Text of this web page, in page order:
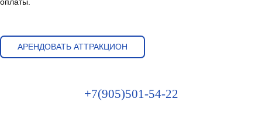
АРЕНДОВАТЬ АТТРАКЦИОН
+7(905)501-54-22